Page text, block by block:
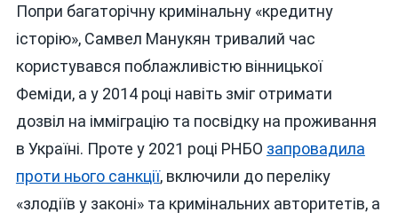
Попри багаторічну кримінальну «кредитну
історію», Самвел Манукян тривалий час
користувався поблажливістю вінницької
Феміди, а у 2014 році навіть зміг отримати
дозвіл на імміграцію та посвідку на проживання
в Україні. Проте у 2021 році РНБО запровадила
проти нього санкції, включили до переліку
«злодіїв у законі» та кримінальних авторитетів, а